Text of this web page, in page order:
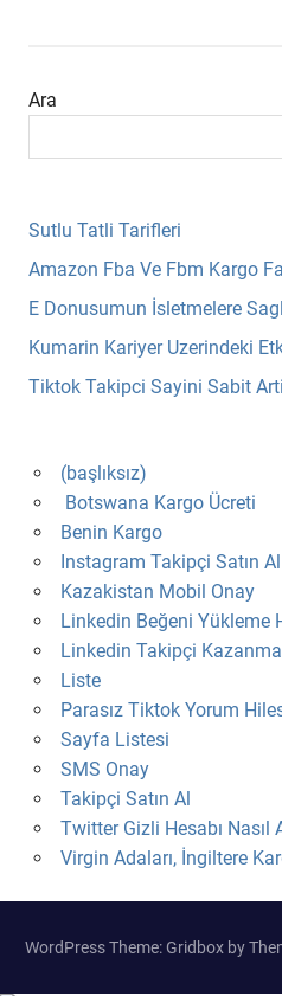
Ara
Sutlu Tatli Tarifleri
Amazon Fba Ve Fbm Kargo
E Donusumun İsletmelere
Kumarin Kariyer Uzerindeki
Tiktok Takipci Sayini Sabit
(başlıksız)
Botswana Kargo Ücreti
Benin Kargo
Instagram Takipçi Satın Al
Kazakistan Mobil Onay
Linkedin Beğeni Yükleme
Linkedin Takipçi
Liste
Parasız Tiktok Yorum
Sayfa Listesi
SMS Onay
Takipçi Satın Al
Twitter Gizli Hesabı Nasıl
Virgin Adaları, İngiltere
WordPress Theme: Gridbox by